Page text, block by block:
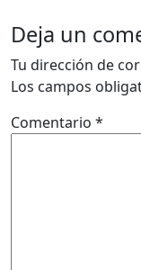
Deja un
Tu dirección de
Los campos
Comentario *